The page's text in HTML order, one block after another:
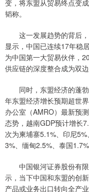
变，将东盟从贸易终点变
韬称。
这一发展趋势的背后，
显示，中国已连续17年稳
为中国第一大贸易伙伴，
供应链的深度整合成为双
同时，东盟经济的蓬勃
年东盟经济增长预期超世
办公室（AMRO）最新预
态势，越南GDP预计增长
次为柬埔寨5.1%、印尼
3%、缅甸2.5%、泰国
中国银河证券股份有限
示，当下中国和东盟的创
产品或业务出口转向全产